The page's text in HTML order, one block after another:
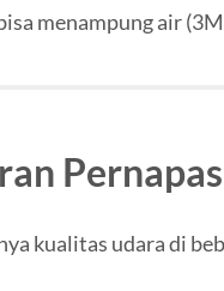
menampung air
kualitas udara di